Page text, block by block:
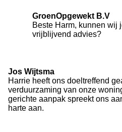
GroenOpgewekt B.V
Beste Harm, kunnen wij
vrijblijvend advies?
Jos Wijtsma
Harrie heeft ons doeltreffend
verduurzaming van onze
gerichte aanpak spreekt ons
harte aan.